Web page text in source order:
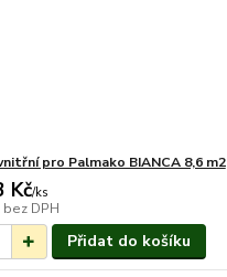
pro Palmako BIANCA 8,6 m2
Kč/ks
bez DPH
Přidat do košíku